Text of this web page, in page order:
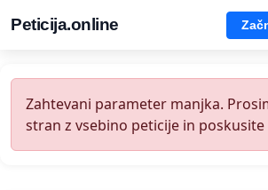
Peticija.online
Zahtevani parameter manjka.
stran z vsebino peticije in poskusite